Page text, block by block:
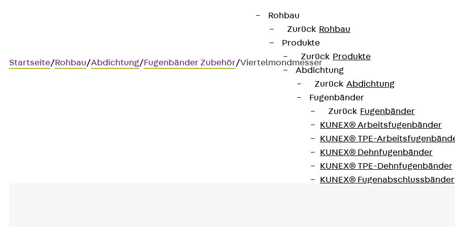
Rohbau
Zurück Rohbau
Produkte
Zurück Produkte
Abdichtung
Zurück Abdichtung
Fugenbänder
Zurück Fugenbänder
KUNEX® Arbeitsfugenbänder
KUNEX® TPE-
KUNEX® Dehnfugenbänder
KUNEX® TPE-Dehnfugenbänder
KUNEX® Fugenabschlussbänder
Startseite/Rohbau/Abdichtung/Fugenbänder Zubehör/Viertelmondmesser